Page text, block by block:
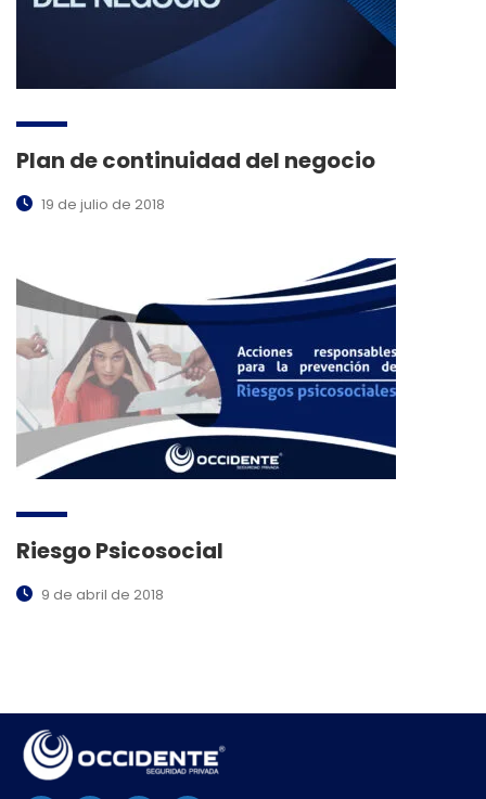
Plan de continuidad del negocio
19 de julio de 2018
Riesgo Psicosocial
9 de abril de 2018